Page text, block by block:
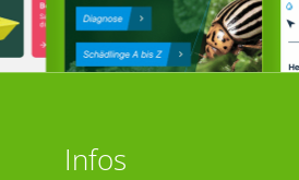
Infos